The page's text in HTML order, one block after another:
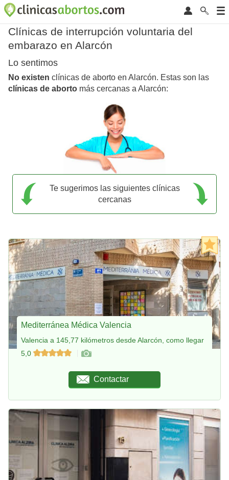
Clínicas de interrupción voluntaria del
embarazo en Alarcón
Lo sentimos
No existen clínicas de aborto en Alarcón. Estas son las
clínicas de aborto más cercanas a Alarcón:
Te sugerimos las siguientes clínicas
cercanas
Mediterránea Médica Valencia
Valencia a 145,77 kilómetros desde Alarcón, como llegar
5,0
Contactar